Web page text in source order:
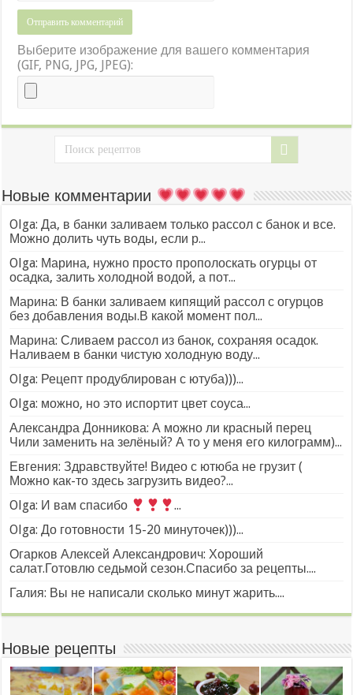
Выберите изображение для вашего комментария
(GIF, PNG, JPG, JPEG):
Новые комментарии
Olga: Да, в банки заливаем только рассол с банок и все.
Можно долить чуть воды, если р...
Olga: Марина, нужно просто прополоскать огурцы от
осадка, залить холодной водой, а пот...
Марина: В банки заливаем кипящий рассол с огурцов
без добавления воды.В какой момент пол...
Марина: Сливаем рассол из банок, сохраняя осадок.
Наливаем в банки чистую холодную воду...
Olga: Рецепт продублирован с ютуба)))...
Olga: можно, но это испортит цвет соуса...
Александра Донникова: А можно ли красный перец
Чили заменить на зелёный? А то у меня его килограмм)...
Евгения: Здравствуйте! Видео с ютюба не грузит (
Можно как-то здесь загрузить видео?...
Olga: И вам спасибо
...
Olga: До готовности 15-20 минуточек)))...
Огарков Алексей Александрович: Хороший
салат.Готовлю седьмой сезон.Спасибо за рецепты....
Галия: Вы не написали сколько минут жарить....
Новые рецепты